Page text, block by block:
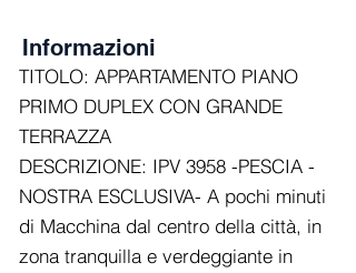
Informazioni
TITOLO: APPARTAMENTO PIANO
PRIMO DUPLEX CON GRANDE
TERRAZZA
DESCRIZIONE: IPV 3958 -PESCIA -
NOSTRA ESCLUSIVA- A pochi minuti
di Macchina dal centro della città, in
zona tranquilla e verdeggiante in